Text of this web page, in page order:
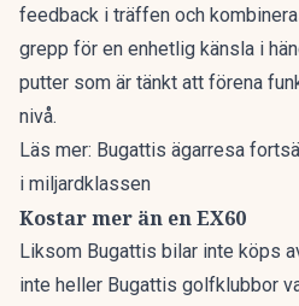
feedback i träffen och
grepp för en enhetlig känsla i
putter som är tänkt att förena
nivå.
Läs mer: Bugattis ägarresa
i miljardklassen
Kostar mer än en EX60
Liksom Bugattis bilar inte köps
inte heller Bugattis golfklubbor